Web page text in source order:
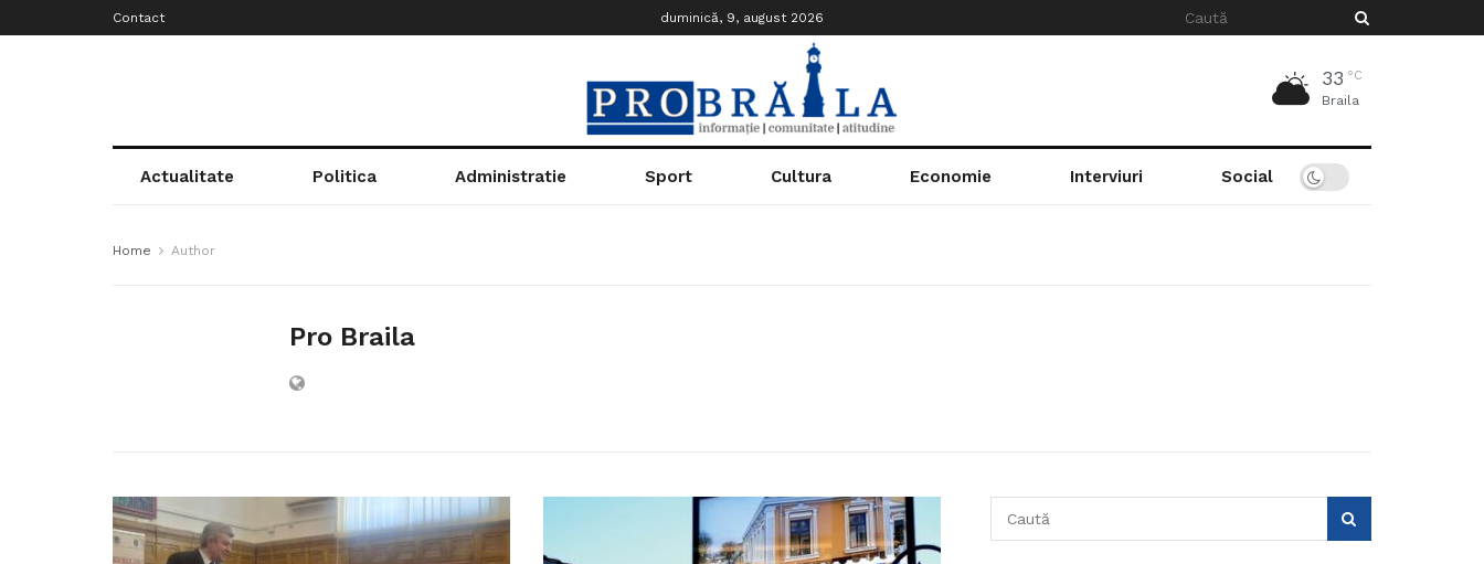
Contact duminică, 9, august 2026
33 °C
Braila
Actualitate Politica Administratie Sport Cultura Economie Interviuri Social
Home Author
Pro Braila